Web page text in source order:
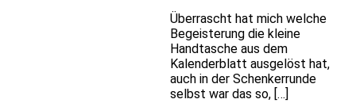
Überrascht hat mich welche
Begeisterung die kleine
Handtasche aus dem
Kalenderblatt ausgelöst hat,
auch in der Schenkerrunde
selbst war das so, […]